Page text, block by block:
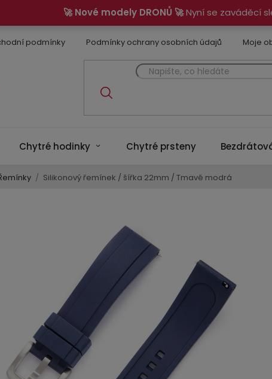
🚀 Nové modely DRONŮ 🚀Nyní se zaváděcí
podmínky Podmínky ochrany osobních údajů Moje
Chytré hodinky Chytré prsteny
/ Silikonový řemínek / šířka 22mm / Tmavě modrá